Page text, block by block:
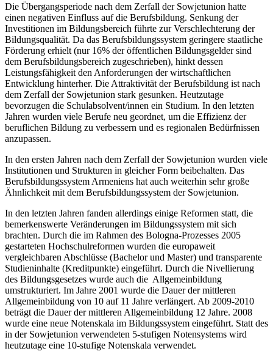
Die Übergangsperiode nach dem Zerfall der Sowjetunion hatte
einen negativen Einfluss auf die Berufsbildung. Senkung der
Investitionen im Bildungsbereich führte zur Verschlechterung der
Bildungsqualität. Da das Berufsbildungssystem geringere staatliche
Förderung erhielt (nur 16% der öffentlichen Bildungsgelder sind
dem Berufsbildungsbereich zugeschrieben), hinkt dessen
Leistungsfähigkeit den Anforderungen der wirtschaftlichen
Entwicklung hinterher. Die Attraktivität der Berufsbildung ist nach
dem Zerfall der Sowjetunion stark gesunken. Heutzutage
bevorzugen die Schulabsolvent/innen ein Studium. In den letzten
Jahren wurden viele Berufe neu geordnet, um die Effizienz der
beruflichen Bildung zu verbessern und es regionalen Bedürfnissen
anzupassen.
In den ersten Jahren nach dem Zerfall der Sowjetunion wurden viele
Institutionen und Strukturen in gleicher Form beibehalten. Das
Berufsbildungssystem Armeniens hat auch weiterhin sehr große
Ähnlichkeit mit dem Berufsbildungssystem der Sowjetunion.
In den letzten Jahren fanden allerdings einige Reformen statt, die
bemerkenswerte Veränderungen im Bildungssystem mit sich
brachten. Durch die im Rahmen des Bologna-Prozesses 2005
gestarteten Hochschulreformen wurden die europaweit
vergleichbaren Abschlüsse (Bachelor und Master) und transparente
Studieninhalte (Kreditpunkte) eingeführt. Durch die Nivellierung
des Bildungsgesetzes wurde auch die Allgemeinbildung
umstrukturiert. Im Jahre 2001 wurde die Dauer der mittleren
Allgemeinbildung von 10 auf 11 Jahre verlängert. Ab 2009-2010
beträgt die Dauer der mittleren Allgemeinbildung 12 Jahre. 2008
wurde eine neue Notenskala im Bildungssystem eingeführt. Statt des
in der Sowjetunion verwendeten 5-stufigen Notensystems wird
heutzutage eine 10-stufige Notenskala verwendet.